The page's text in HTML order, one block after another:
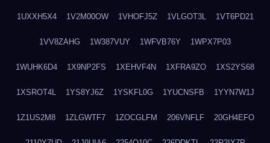
1UXXH5X4 1V2M00OW 1VHOFJ5Z 1VLGOT3L 1VT6PD21
1VV8ZAHG 1W387VUY 1WFVB76Y 1WPX7P03
1WUHK6D4 1X9NP2FS 1XEHVF4N 1XFRA9ZO 1XS2YS68
1XSROT4L 1YS8YJ6Z 1YSKFL0G 1YUCNSFB 1YYN7W1J
1Z1US2M8 1ZLGWTF7 1ZOCGLFM 206VNFLF 20GH4EFO